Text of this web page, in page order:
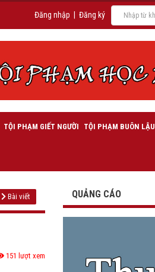
Đăng nhập Đăng ký
TỘI PHẠM GIẾT NGƯỜI TỘI PHẠM BUÔN LẬU
Bài viết
151 lượt xem
QUẢNG CÁO